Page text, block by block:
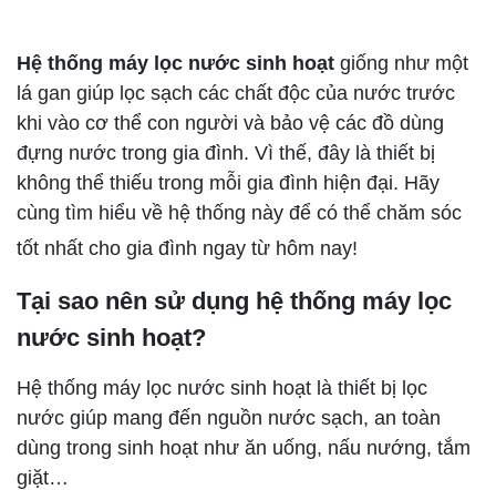
Hệ thống máy lọc nước sinh hoạt giống như một
lá gan giúp lọc sạch các chất độc của nước trước
khi vào cơ thể con người và bảo vệ các đồ dùng
đựng nước trong gia đình. Vì thế, đây là thiết bị
không thể thiếu trong mỗi gia đình hiện đại. Hãy
cùng tìm hiểu về hệ thống này để có thể chăm sóc
tốt nhất cho gia đình ngay từ hôm nay!
Tại sao nên sử dụng hệ thống máy lọc
nước sinh hoạt?
Hệ thống máy lọc nước sinh hoạt là thiết bị lọc
nước giúp mang đến nguồn nước sạch, an toàn
dùng trong sinh hoạt như ăn uống, nấu nướng, tắm
giặt…